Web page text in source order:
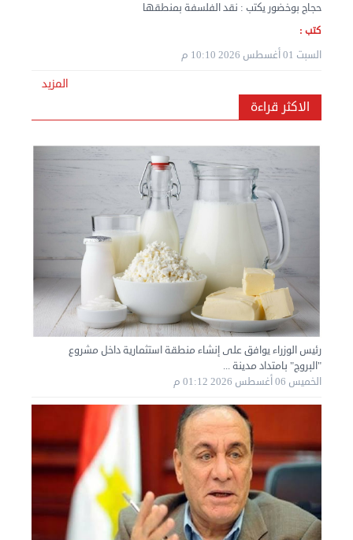
الإثنين 02 سبتمبر 2024 05:02 م
نقل عفش المنطقه العاشره 50636444 فك وتركيب ...
الإثنين 02 سبتمبر 2024 05:01 م
حجاج بوخضور يكتب : نقد الفلسفة بمنطقها
كتب :
السبت 01 أغسطس 2026 10:10 م
المزيد
الاكثر قراءة
رئيس الوزراء يوافق على إنشاء منطقة استثمارية داخل مشروع
"البروج" بامتداد مدينة ...
الخميس 06 أغسطس 2026 01:12 م